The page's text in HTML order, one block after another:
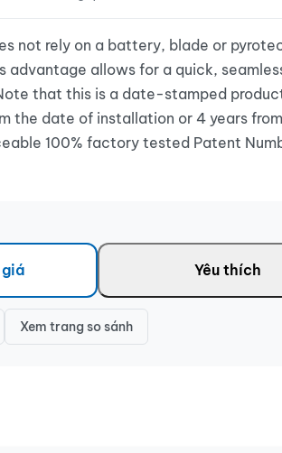
not rely on a battery, blade or
advantage allows for a quick,
that this is a date-stamped
the date of installation or 4 years
100% factory tested Patent
Yêu thích
Xem trang so sánh